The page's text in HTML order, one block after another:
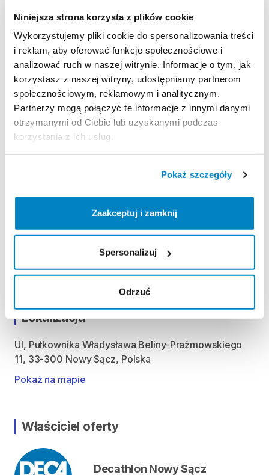
Niniejsza strona korzysta z plików cookie
Wykorzystujemy pliki cookie do spersonalizowania treści
i reklam, aby oferować funkcje społecznościowe i
analizować ruch w naszej witrynie. Informacje o tym, jak
korzystasz z naszej witryny, udostępniamy partnerom
społecznościowym, reklamowym i analitycznym.
Partnerzy mogą połączyć te informacje z innymi danymi
otrzymanymi od Ciebie lub uzyskanymi podczas
korzystania z ich usług.
Pokaż szczegóły
Zaakceptuj i zamknij
Spersonalizuj
Odrzuć
Strona produktu w sklepie
Zasady wypożyczenia
REGULAMIN
Regulamin wypożyczalni
ODBIÓR I ZWROT SPRZĘTU
Lokalizacja
Ul, Pułkownika Władysława Beliny-Prażmowskiego
11, 33-300 Nowy Sącz, Polska
Pokaż na mapie
Właściciel oferty
Decathlon Nowy Sącz